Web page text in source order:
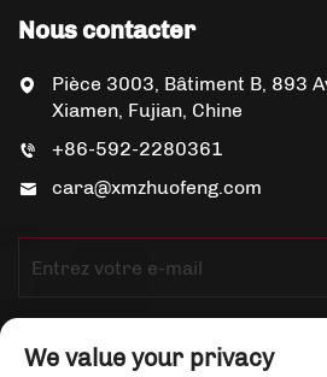
Nous contacter
Pièce 3003, Bâtiment B, 893
Xiamen, Fujian, Chine
+86-592-2280361
cara@xmzhuofeng.com
We value your privacy